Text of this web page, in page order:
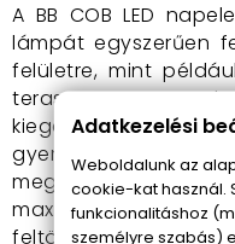
A BB COB LED
lámpát egyszerűen
felületre, mint
teraszra. A
kiegészítőt,
gyerekjáték lesz.
megfelelő napfényt
maximális
feltöltődik, és este
Adatkezelési
Weboldalunk az
cookie-kat használ.
funkcionalitáshoz
személyre szabás)